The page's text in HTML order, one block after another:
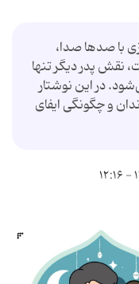
با صدها صدا،
نقش پدر دیگر تنها
در این نوشتار
و چگونگی ایفای